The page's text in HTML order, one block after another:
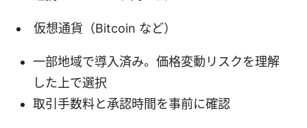
仮想通貨（Bitcoin など）
一部地域で導入済み。価格変動リスクを理解
した上で選択
取引手数料と承認時間を事前に確認